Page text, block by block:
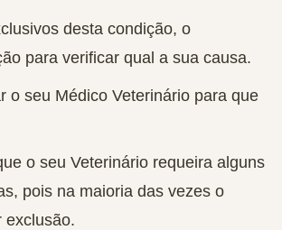
desta condição, o
para verificar qual a sua causa.
o seu Médico Veterinário para que
o seu Veterinário requeira alguns
pois na maioria das vezes o
exclusão.